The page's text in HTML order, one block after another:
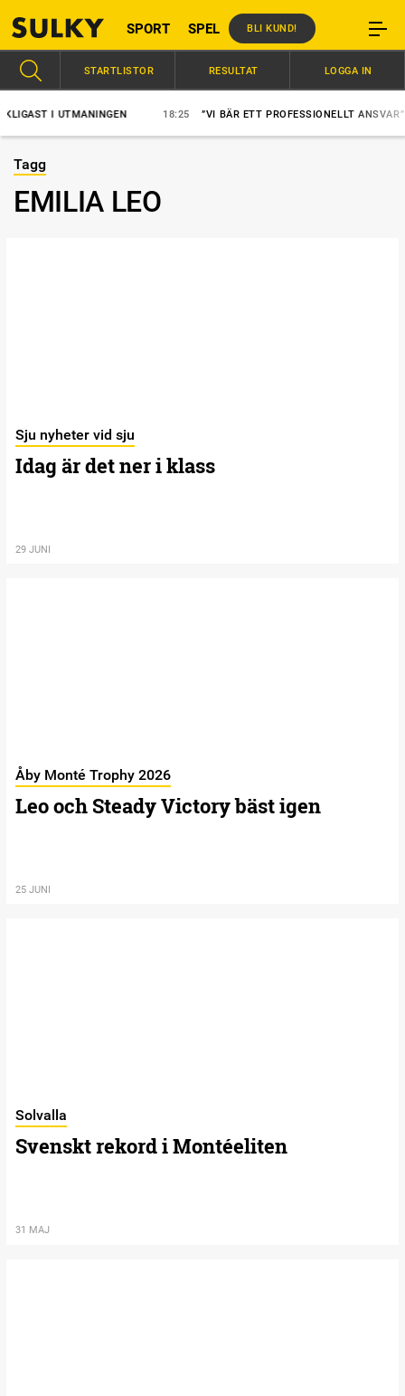
SPORT SPEL BLI KUND!
I UTMANINGEN 18:25 ”VI BÄR ETT PROFESSIONELLT ANSVAR”
STARTLISTOR RESULTAT LOGGA IN
Tagg
EMILIA LEO
Sju nyheter vid sju
Idag är det ner i klass
29 JUNI
Åby Monté Trophy 2026
Leo och Steady Victory bäst igen
25 JUNI
Solvalla
Svenskt rekord i Montéeliten
31 MAJ